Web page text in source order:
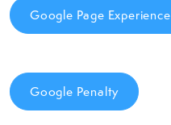
Google Page Experience
Google Penalty